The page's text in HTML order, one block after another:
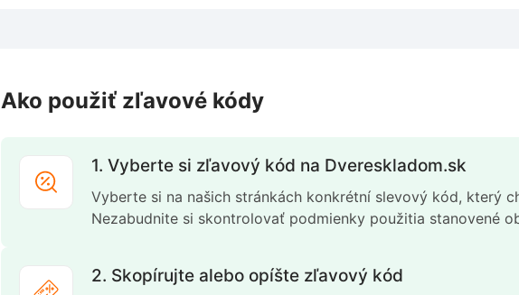
Ako použiť zľavové kódy
1. Vyberte si zľavový kód na Dvereskladom.sk
Vyberte si na našich stránkách konkrétní slevový kód, který
Nezabudnite si skontrolovať podmienky použitia stanovené
2. Skopírujte alebo opíšte zľavový kód